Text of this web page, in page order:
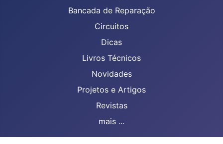
Bancada de Reparação
Circuitos
Dicas
Livros Técnicos
Novidades
Projetos e Artigos
Revistas
mais ...